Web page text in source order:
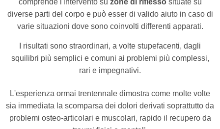
comprende l'intervento su zone di riflessosituate su
diverse parti del corpo e può esser di valido aiuto in caso di
varie situazioni dove sono coinvolti differenti apparati.
I risultati sono straordinari, a volte stupefacenti, dagli
squilibri più semplici e comuni ai problemi più complessi,
rari e impegnativi.
L'esperienza ormai trentennale dimostra come molte volte
sia immediata la scomparsa dei dolori derivati soprattutto da
problemi osteo-articolari e muscolari, rapido il recupero da